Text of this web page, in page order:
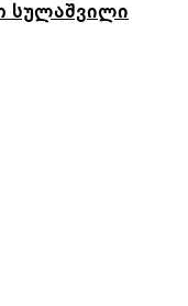
სულაშვილი